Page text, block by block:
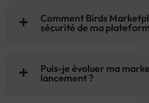
Comment Birds
sécurité de ma
Puis-je évoluer ma
lancement ?